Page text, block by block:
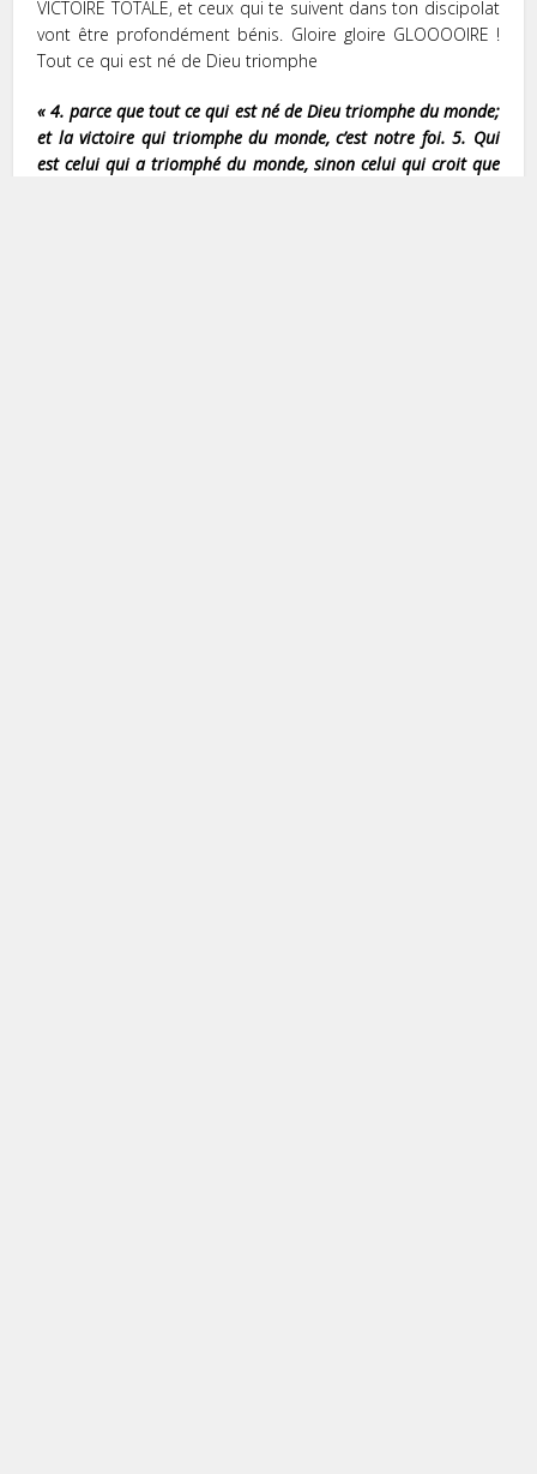
VICTOIRE TOTALE, et ceux qui te suivent dans ton discipolat
vont être profondément bénis. Gloire gloire GLOOOOIRE !
Tout ce qui est né de Dieu triomphe
« 4. parce que tout ce qui est né de Dieu triomphe du monde;
et la victoire qui triomphe du monde, c’est notre foi. 5. Qui
est celui qui a triomphé du monde, sinon celui qui croit que